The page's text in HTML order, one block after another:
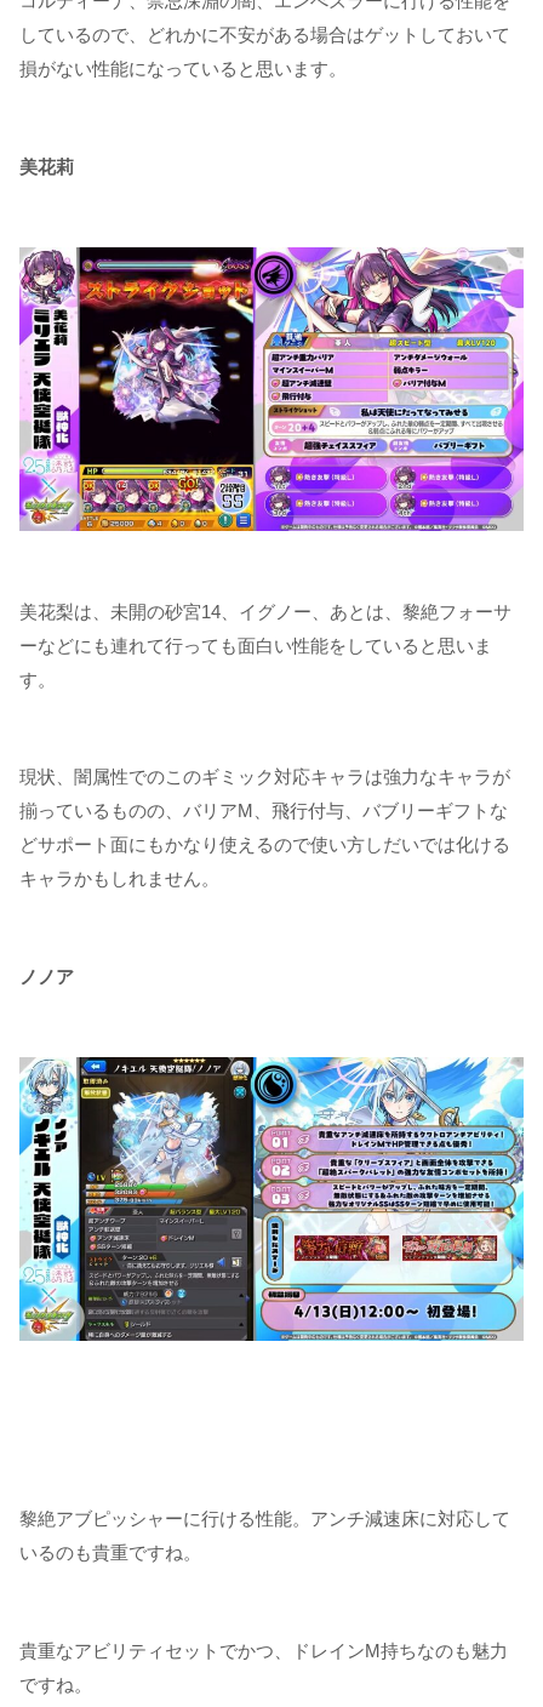
しているので、どれかに不安がある場合はゲットしておいて
損がない性能になっていると思います。
美花莉
美花梨は、未開の砂宮14、イグノー、あとは、黎絶フォーサ
ーなどにも連れて行っても面白い性能をしていると思いま
す。
現状、闇属性でのこのギミック対応キャラは強力なキャラが
揃っているものの、バリアM、飛行付与、バブリーギフトな
どサポート面にもかなり使えるので使い方しだいでは化ける
キャラかもしれません。
ノノア
黎絶アブピッシャーに行ける性能。アンチ減速床に対応して
いるのも貴重ですね。
貴重なアビリティセットでかつ、ドレインM持ちなのも魅力
ですね。